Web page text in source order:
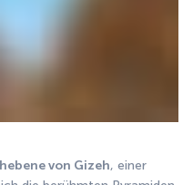
von Gizeh, einer